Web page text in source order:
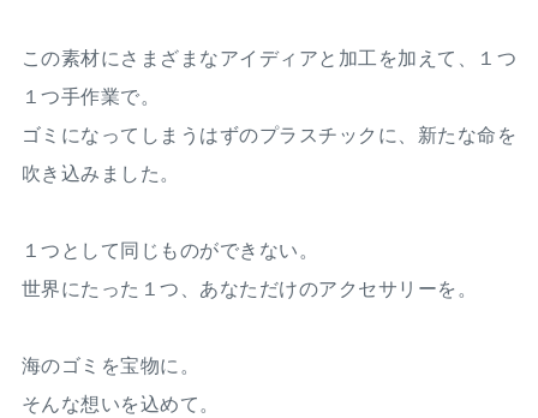
この素材にさまざまなアイディアと加工を加えて、１つ
１つ手作業で。
ゴミになってしまうはずのプラスチックに、新たな命を
吹き込みました。
１つとして同じものができない。
世界にたった１つ、あなただけのアクセサリーを。
海のゴミを宝物に。
そんな想いを込めて。